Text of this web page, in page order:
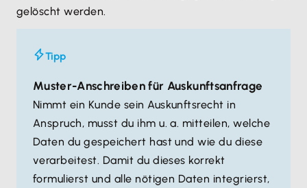
gelöscht werden.
Tipp
Muster-Anschreiben für Auskunftsanfrage
Nimmt ein Kunde sein Auskunftsrecht in
Anspruch, musst du ihm u. a. mitteilen, welche
Daten du gespeichert hast und wie du diese
verarbeitest. Damit du dieses korrekt
formulierst und alle nötigen Daten integrierst,